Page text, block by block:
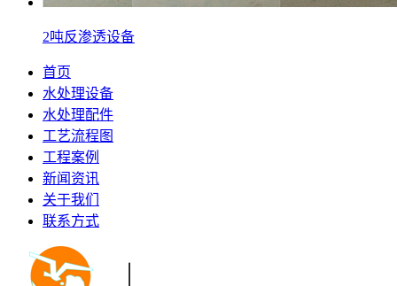
2吨反渗透设备
首页
水处理设备
水处理配件
工艺流程图
工程案例
新闻资讯
关于我们
联系方式